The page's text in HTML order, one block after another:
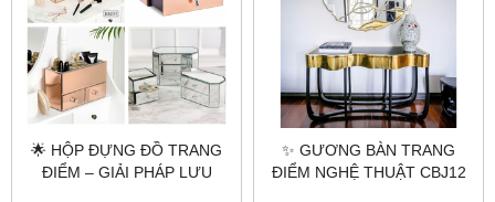
🌟 HỘP ĐỰNG ĐỒ TRANG
ĐIỂM – GIẢI PHÁP LƯU
✨ GƯƠNG BÀN TRANG
ĐIỂM NGHỆ THUẬT CBJ12